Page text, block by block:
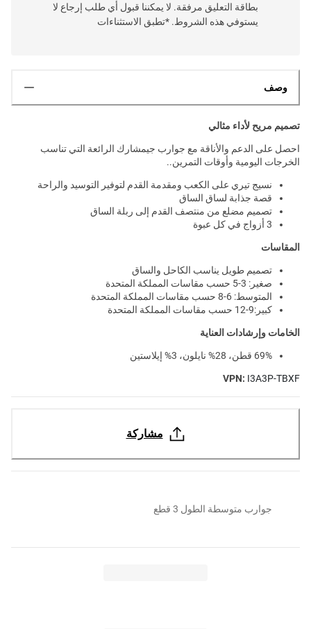
بطاقة التعليق مرفقة. لا يمكننا قبول أي طلب إرجاع لا
يستوفي هذه الشروط. *تطبق الاستثناءات
وصف
تصميم مريح لأداء مثالي
احصل على الدعم والأناقة مع جوارب جيمشارك الرائعة التي تناسب
الخرجات اليومية وأوقات التمرين..
نسيج تيري على الكعب ومقدمة القدم لتوفير التوسيد والراحة
قصة جذابة لساق الساق
تصميم مضلع من منتصف القدم إلى ربلة الساق
3 أزواج في كل عبوة
المقاسات
تصميم طويل يناسب الكاحل والساق
صغير: 3-5 حسب مقاسات المملكة المتحدة
المتوسط: 6-8 حسب مقاسات المملكة المتحدة
كبير:9-12 حسب مقاسات المملكة المتحدة
الخامات وإرشادات العناية
69% قطن، 28% نايلون، 3% إيلاستين
VPN: I3A3P-TBXF
مشاركة
جوارب متوسطة الطول 3 قطع